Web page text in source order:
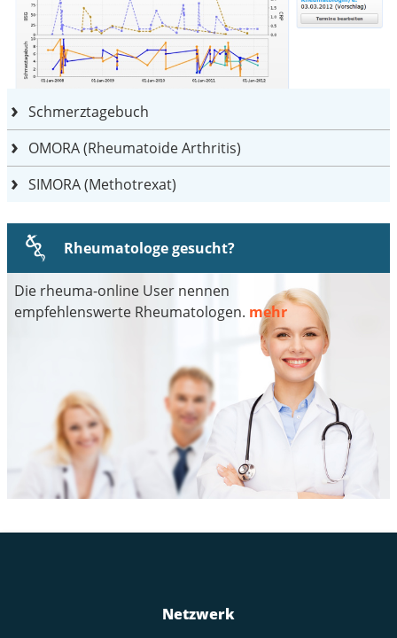
Schmerztagebuch
OMORA (Rheumatoide Arthritis)
SIMORA (Methotrexat)
Rheumatologe gesucht?
Die rheuma-online User nennen
empfehlenswerte Rheumatologen. mehr
Netzwerk